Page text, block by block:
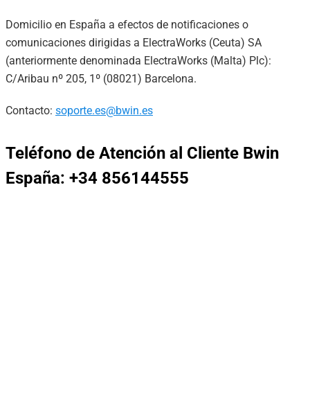
Domicilio en España a efectos de notificaciones o
comunicaciones dirigidas a ElectraWorks (Ceuta) SA
(anteriormente denominada ElectraWorks (Malta) Plc):
C/Aribau nº 205, 1º (08021) Barcelona.
Contacto: soporte.es@bwin.es
Teléfono de Atención al Cliente Bwin
España: +34 856144555